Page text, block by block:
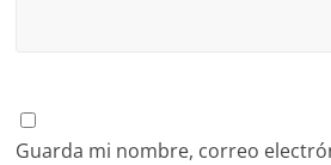
Guarda mi nombre, correo